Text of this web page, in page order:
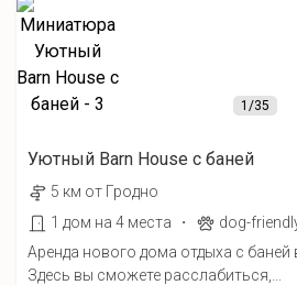
1/35
Уютный Barn House с баней
5 км от Гродно
1 дом на 4 места
·
dog-
Аренда нового дома отдыха с баней
Здесь вы сможете расслабиться,...